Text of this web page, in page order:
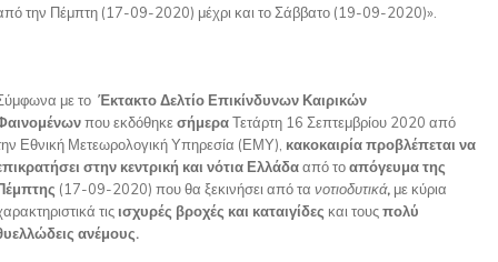
την Πέμπτη (17-09-2020) μέχρι και το Σάββατο (19-09-2020)».
με τοΈκτακτο Δελτίο Επικίνδυνων Καιρικών
που εκδόθηκεσήμεραΤετάρτη 16 Σεπτεμβρίου 2020 από
Εθνική Μετεωρολογική Υπηρεσία (ΕΜΥ), κακοκαιρία προβλέπεται να
στην κεντρική και νότια Ελλάδααπό τοαπόγευμα της
(17-09-2020) που θα ξεκινήσει από τανοτιοδυτικά, με κύρια
τις ισχυρές βροχές και καταιγίδες και τουςπολύ
ανέμους.